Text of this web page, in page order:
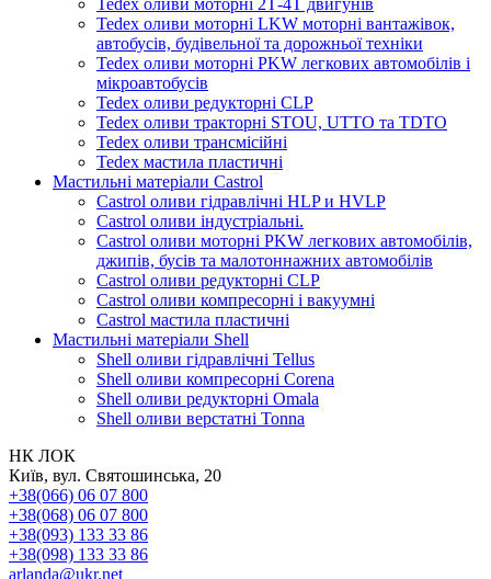
Tedex оливи моторні LKW моторні вантажівок,
автобусів, будівельної та дорожньої техніки
Tedex оливи моторні PKW легкових автомобілів і
мікроавтобусів
Tedex оливи редукторні CLP
Tedex оливи тракторні STOU, UTTO та TDTO
Tedex оливи трансмісійні
Tedex мастила пластичні
Мастильні матеріали Castrol
Castrol оливи гідравлічні HLP и HVLP
Castrol оливи індустріальні.
Castrol оливи моторні PKW легкових автомобілів,
джипів, бусів та малотоннажних автомобілів
Castrol оливи редукторні CLP
Castrol оливи компресорні і вакуумні
Castrol мастила пластичні
Мастильні матеріали Shell
Shell оливи гідравлічні Tellus
Shell оливи компресорні Corena
Shell оливи редукторні Omala
Shell оливи верстатні Tonna
НК ЛОК
Київ, вул. Святошинська, 20
+38(066) 06 07 800
+38(068) 06 07 800
+38(093) 133 33 86
+38(098) 133 33 86
arlanda@ukr.net